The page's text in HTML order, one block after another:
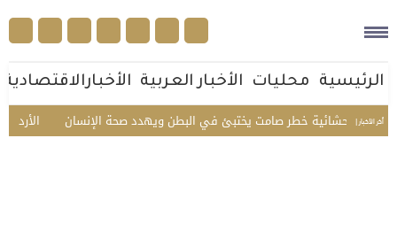
الرئيسية محليات الأخبار العربية الأخبارالاقتصادية
أخر الأخبار | الأردن يدين خطر صامت يختبئ في البطن ويهدد صحة الإنسان